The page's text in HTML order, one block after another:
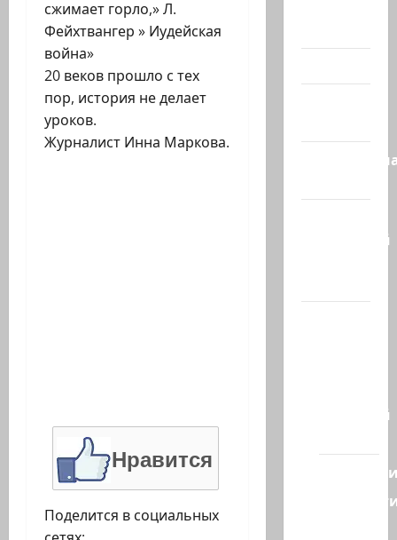
сжимает горло,» Л.
Фейхтвангер » Иудейская
война»
20 веков прошло с тех
пор, история не делает
уроков.
Журналист Инна Маркова.
Нравится
Поделится в социальных
Котлярский
Ближний